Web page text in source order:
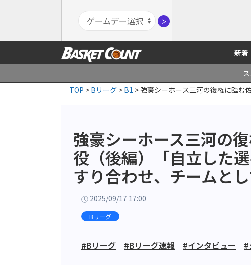
＞
新着
TOP > Bリーグ > B1 > 強豪シーホース三河の復権に臨む
強豪シーホース三河の
役（後編）「自立した
すり合わせ、チームと
2025/09/17 17:00
Bリーグ
#Bリーグ #Bリーグ速報 #インタビュー #